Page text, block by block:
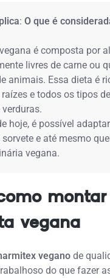
:O que é
é composta por
livres de carne ou
animais. Essa dieta é
raízes e todos os tipos
hoje, é possível
sorvete e até mesmo
vegana.
vegana
vegano de
do que fazer